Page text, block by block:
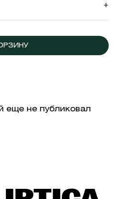
+
еще не публиковал